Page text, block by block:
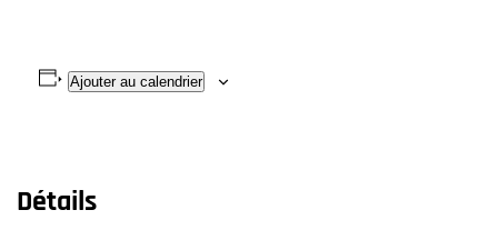
Ajouter au calendrier
Détails